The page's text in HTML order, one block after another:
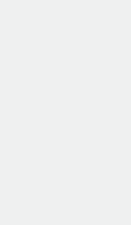
und
mit
Unternehmen